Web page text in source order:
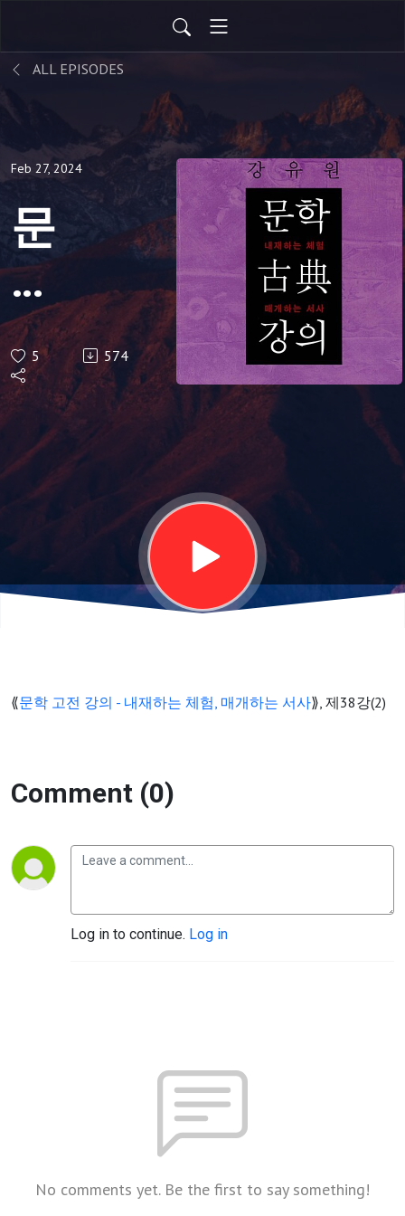
ALL EPISODES
Feb 27, 2024
문
학
고
전
강
의
—
92
5 574
⟪문학 고전 강의 - 내재하는 체험, 매개하는 서사⟫, 제38강(2)
Comment (0)
Log in to continue. Log in
No comments yet. Be the first to say something!